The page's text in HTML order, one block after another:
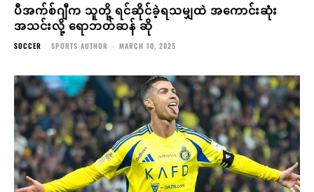
ပီအက်စ်ဂျီက သူတို့ ရင်ဆိုင်ခဲ့ရသမျှထဲ အကောင်းဆုံး
အသင်းလို့ ရောဘတ်ဆန် ဆို
SOCCER SPORTS AUTHOR - MARCH 10, 2025